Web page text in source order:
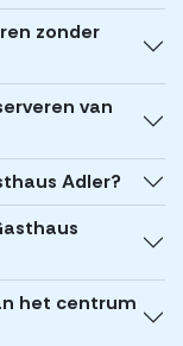
zonder
van
Adler?
het centrum